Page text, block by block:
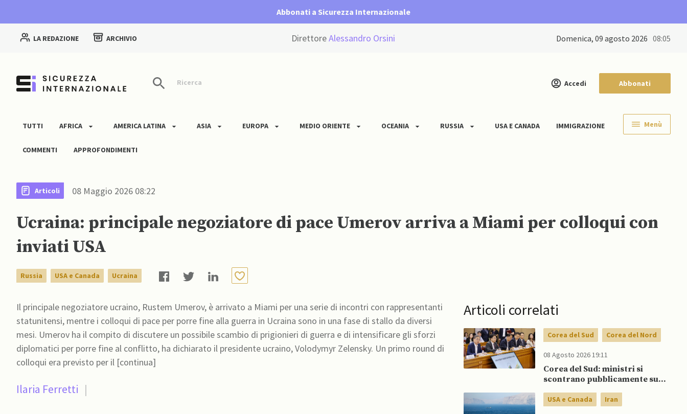
Abbonati a Sicurezza Internazionale
LA REDAZIONE ARCHIVIO DirettoreAlessandro Orsini domenica, 09 agosto 2026 08:05
Ricerca Accedi Abbonati
TUTTI AFRICA AMERICA LATINA ASIA EUROPA MEDIO ORIENTE OCEANIA RUSSIA USA E CANADA IMMIGRAZIONE
COMMENTI APPROFONDIMENTI
Menù
Articoli 08 Maggio 2026 08:22
Ucraina: principale negoziatore di pace Umerov arriva a Miami per colloqui con
inviati USA
Russia USA e Canada Ucraina
Il principale negoziatore ucraino, Rustem Umerov, è arrivato a Miami per una serie di incontri con rappresentanti
statunitensi, mentre i colloqui di pace per porre fine alla guerra in Ucraina sono in una fase di stallo da diversi
mesi. Umerov ha il compito di discutere un possibile scambio di prigionieri di guerra e di intensificare gli sforzi
diplomatici per porre fine al conflitto, ha dichiarato il presidente ucraino, Volodymyr Zelensky. Un primo round di
colloqui era previsto per il [continua]
Ilaria Ferretti |
Articoli correlati
Corea del Sud Corea del Nord
08 Agosto 2026 19:11
Corea del Sud: ministri si
scontrano pubblicamente su
spinge per dialogo
USA e Canada Iran